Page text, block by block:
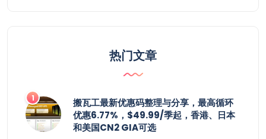
热门文章
搬瓦工最新优惠码整理与分享，最高循环
优惠6.77%，$49.99/季起，香港、日本
和美国CN2 GIA可选